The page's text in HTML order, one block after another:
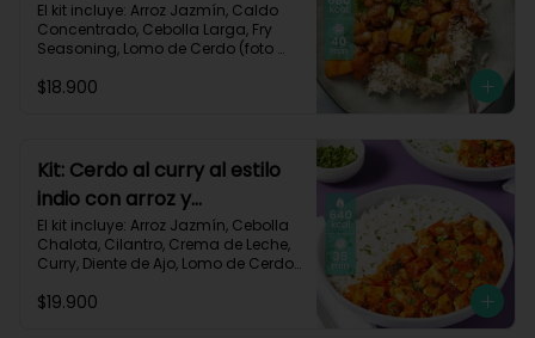
arroz jazmín-101
El kit incluye: Arroz Jazmín, Caldo
Concentrado, Cebolla Larga, Fry
Seasoning, Lomo de Cerdo (foto
Piña, Salsa de Soya, Vinagre de
Proteínas 41g
$18.900
Kit: Cerdo al curry al estilo
indio con arroz y
pimentón-73
El kit incluye: Arroz Jazmín, Cebolla
Chalota, Cilantro, Crema de Leche,
Curry, Diente de Ajo, Lomo de Cerdo
Rojo, Sour Cream, Receta Impresa.
$19.900